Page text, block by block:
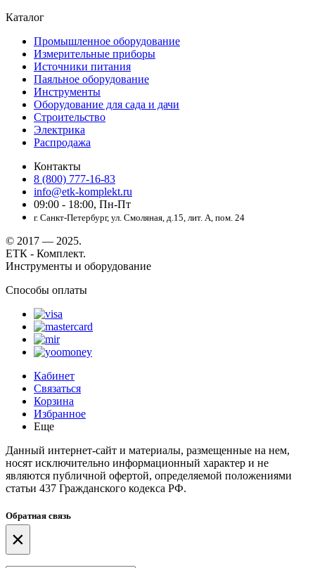
Каталог
Промышленное оборудование
Измерительные приборы
Источники питания
Паяльное оборудование
Инструменты
Оборудование для сада и дачи
Строительство
Электрика
Распродажа
Контакты
8 (800) 777-16-83
info@etk-komplekt.ru
09:00 - 18:00, Пн-Пт
г. Санкт-Петербург, ул. Смоляная, д.15, лит. А, пом. 24
© 2017 — 2025.
ЕТК - Комплект.
Инструменты и оборудование
Способы оплаты
Кабинет
Связаться
Корзина
Избранное
Еще
Данный интернет-сайт и материалы, размещенные на нем,
носят исключительно информационный характер и не
являются публичной офертой, определяемой положениями
статьи 437 Гражданского кодекса РФ.
Обратная связь
×